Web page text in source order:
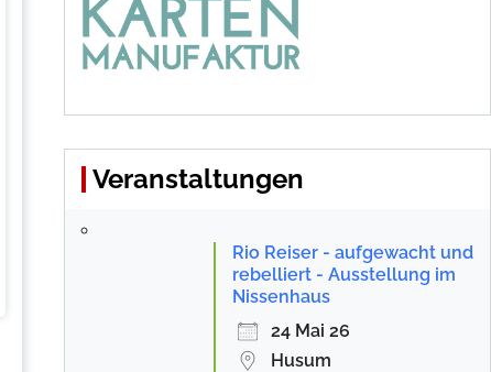
Veranstaltungen
Rio Reiser - aufgewacht und
rebelliert - Ausstellung im
Nissenhaus
24 Mai 26
Husum